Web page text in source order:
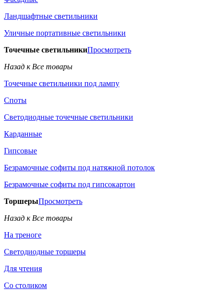
Ландшафтные светильники
Уличные портативные светильники
Точечные светильникиПросмотреть
Назад к Все товары
Точечные светильники под лампу
Споты
Светодиодные точечные светильники
Карданные
Гипсовые
Безрамочные софиты под натяжной потолок
Безрамочные софиты под гипсокартон
ТоршерыПросмотреть
Назад к Все товары
На треноге
Светодиодные торшеры
Для чтения
Со столиком